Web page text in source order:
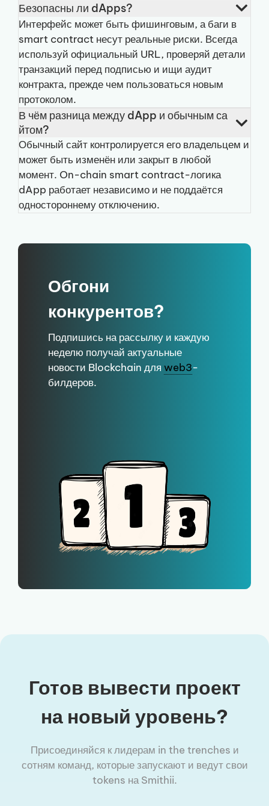
Безопасны ли dApps?
Интерфейс может быть фишинговым, а баги в
smart contract несут реальные риски. Всегда
используй официальный URL, проверяй детали
транзакций перед подписью и ищи аудит
контракта, прежде чем пользоваться новым
протоколом.
В чём разница между dApp и обычным са
йтом?
Обычный сайт контролируется его владельцем и
может быть изменён или закрыт в любой
момент. On-chain smart contract-логика
dApp работает независимо и не поддаётся
одностороннему отключению.
Обгони
конкурентов?
Подпишись на рассылку и каждую
неделю получай актуальные
новости Blockchain для web3-
билдеров.
Готов вывести проект
на новый уровень?
Присоединяйся к лидерам in the trenches и
сотням команд, которые запускают и ведут свои
tokens на Smithii.